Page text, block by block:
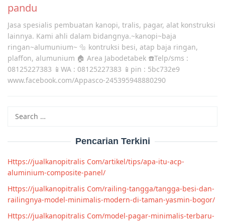
pandu
Jasa spesialis pembuatan kanopi, tralis, pagar, alat konstruksi
lainnya. Kami ahli dalam bidangnya.~kanopi~baja
ringan~alumunium~ 🔩 kontruksi besi, atap baja ringan,
plaffon, alumunium 🏠 Area Jabodetabek ☎️Telp/sms :
08125227383 📱WA : 08125227383 📱pin : 5bc732e9
www.facebook.com/Appasco-245395948880290
for:
Pencarian Terkini
Https://jualkanopitralis Com/artikel/tips/apa-itu-acp-
aluminium-composite-panel/
Https://jualkanopitralis Com/railing-tangga/tangga-besi-dan-
railingnya-model-minimalis-modern-di-taman-yasmin-bogor/
Https://jualkanopitralis Com/model-pagar-minimalis-terbaru-